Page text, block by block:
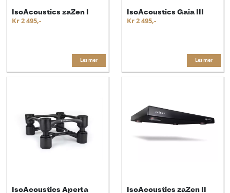
IsoAcoustics zaZen I
Kr 2 495,-
Les mer
IsoAcoustics Gaia III
Kr 2 495,-
Les mer
IsoAcoustics Aperta IsoAcoustics zaZen II